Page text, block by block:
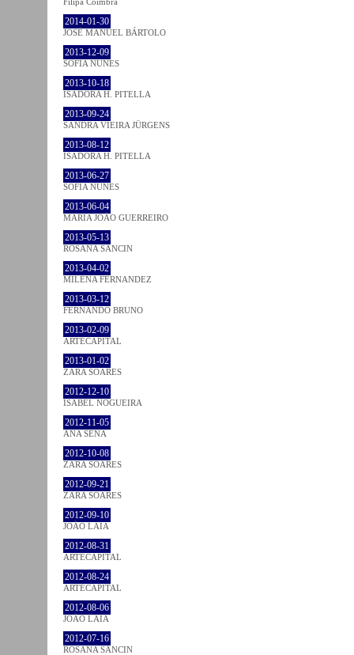
2014-01-30
JOSÉ MANUEL BÁRTOLO
2013-12-09
SOFIA NUNES
2013-10-18
ISADORA H. PITELLA
2013-09-24
SANDRA VIEIRA JÜRGENS
2013-08-12
ISADORA H. PITELLA
2013-06-27
SOFIA NUNES
2013-06-04
MARIA JOÃO GUERREIRO
2013-05-13
ROSANA SANCIN
2013-04-02
MILENA FÉRNANDEZ
2013-03-12
FERNANDO BRUNO
2013-02-09
ARTECAPITAL
2013-01-02
ZARA SOARES
2012-12-10
ISABEL NOGUEIRA
2012-11-05
ANA SENA
2012-10-08
ZARA SOARES
2012-09-21
ZARA SOARES
2012-09-10
JOÃO LAIA
2012-08-31
ARTECAPITAL
2012-08-24
ARTECAPITAL
2012-08-06
JOÃO LAIA
2012-07-16
ROSANA SANCIN